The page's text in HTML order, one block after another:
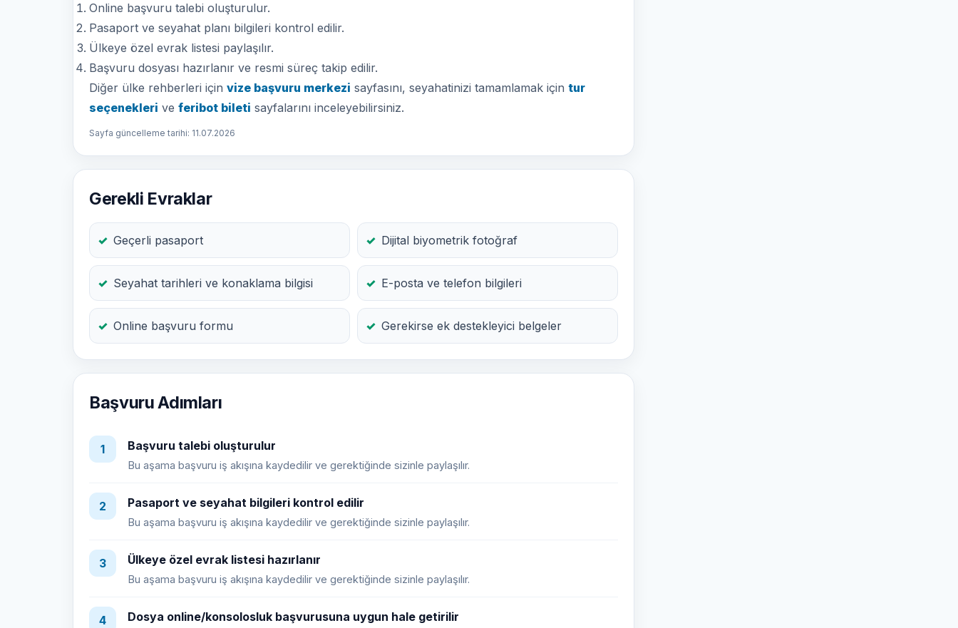
Online başvuru talebi oluşturulur.
Pasaport ve seyahat planı bilgileri kontrol edilir.
Ülkeye özel evrak listesi paylaşılır.
Başvuru dosyası hazırlanır ve resmi süreç takip edilir.
Diğer ülke rehberleri için vize başvuru merkezi sayfasını, seyahatinizi tamamlamak için tur
seçenekleri ve feribot bileti sayfalarını inceleyebilirsiniz.
Sayfa güncelleme tarihi: 11.07.2026
Gerekli Evraklar
Geçerli pasaport Dijital biyometrik fotoğraf
Seyahat tarihleri ve konaklama bilgisi E-posta ve telefon bilgileri
Online başvuru formu Gerekirse ek destekleyici belgeler
Başvuru Adımları
1 Başvuru talebi oluşturulur
Bu aşama başvuru iş akışına kaydedilir ve gerektiğinde sizinle paylaşılır.
2 Pasaport ve seyahat bilgileri kontrol edilir
Bu aşama başvuru iş akışına kaydedilir ve gerektiğinde sizinle paylaşılır.
3 Ülkeye özel evrak listesi hazırlanır
Bu aşama başvuru iş akışına kaydedilir ve gerektiğinde sizinle paylaşılır.
4 Dosya online/konsolosluk başvurusuna uygun hale getirilir